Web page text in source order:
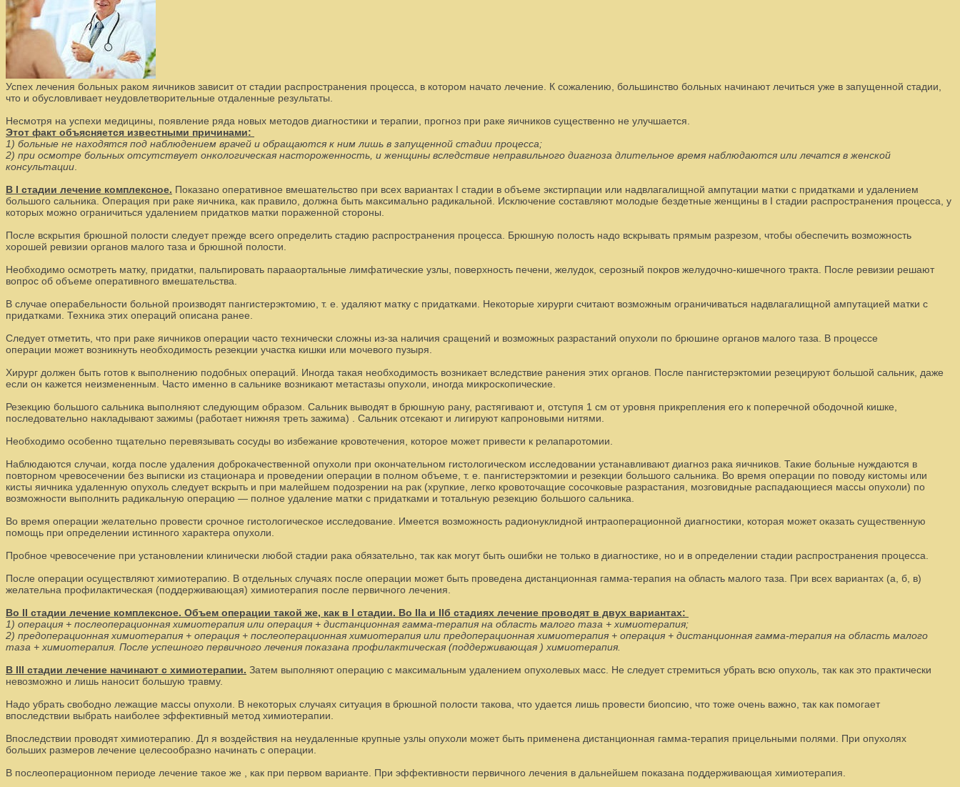
Успех лечения больных раком яичников зависит от стадии распространения процесса, в котором начато лечение. К сожалению, большинство больных начинают лечиться уже в запущенной стадии,
что и обусловливает неудовлетворительные отдаленные результаты.
Несмотря на успехи медицины, появление ряда новых методов диагностики и терапии, прогноз при раке яичников существенно не улучшается.
Этот факт объясняется известными причинами:
1) больные не находятся под наблюдением врачей и обращаются к ним лишь в запущенной стадии процесса;
2) при осмотре больных отсутствует онкологическая настороженность, и женщины вследствие неправильного диагноза длительное время наблюдаются или лечатся в женской
консультации.
В I стадии лечение комплексное. Показано оперативное вмешательство при всех вариантах I стадии в объеме экстирпации или надвлагалищной ампутации матки с придатками и удалением
большого сальника. Операция при раке яичника, как правило, должна быть максимально радикальной. Исключение составляют молодые бездетные женщины в I стадии распространения процесса, у
которых можно ограничиться удалением придатков матки пораженной стороны.
После вскрытия брюшной полости следует прежде всего определить стадию распространения процесса. Брюшную полость надо вскрывать прямым разрезом, чтобы обеспечить возможность
хорошей ревизии органов малого таза и брюшной полости.
Необходимо осмотреть матку, придатки, пальпировать парааортальные лимфатические узлы, поверхность печени, желудок, серозный покров желудочно-кишечного тракта. После ревизии решают
вопрос об объеме оперативного вмешательства.
В случае операбельности больной производят пангистерэктомию, т. е. удаляют матку с придатками. Некоторые хирурги считают возможным ограничиваться надвлагалищной ампутацией матки с
придатками. Техника этих операций описана ранее.
Следует отметить, что при раке яичников операции часто технически сложны из-за наличия сращений и возможных разрастаний опухоли по брюшине органов малого таза. В процессе
операции может возникнуть необходимость резекции участка кишки или мочевого пузыря.
Хирург должен быть готов к выполнению подобных операций. Иногда такая необходимость возникает вследствие ранения этих органов. После пангистерэктомии резецируют большой сальник, даже
если он кажется неизмененным. Часто именно в сальнике возникают метастазы опухоли, иногда микроскопические.
Резекцию большого сальника выполняют следующим образом. Сальник выводят в брюшную рану, растягивают и, отступя 1 см от уровня прикрепления его к поперечной ободочной кишке,
последовательно накладывают зажимы (работает нижняя треть зажима) . Сальник отсекают и лигируют капроновыми нитями.
Необходимо особенно тщательно перевязывать сосуды во избежание кровотечения, которое может привести к релапаротомии.
Наблюдаются случаи, когда после удаления доброкачественной опухоли при окончательном гистологическом исследовании устанавливают диагноз рака яичников. Такие больные нуждаются в
повторном чревосечении без выписки из стационара и проведении операции в полном объеме, т. е. пангистерэктомии и резекции большого сальника. Во время операции по поводу кистомы или
кисты яичника удаленную опухоль следует вскрыть и при малейшем подозрении на рак (хрупкие, легко кровоточащие сосочковые разрастания, мозговидные распадающиеся массы опухоли) по
возможности выполнить радикальную операцию — полное удаление матки с придатками и тотальную резекцию большого сальника.
Во время операции желательно провести срочное гистологическое исследование. Имеется возможность радионуклидной интраоперационной диагностики, которая может оказать существенную
помощь при определении истинного характера опухоли.
Пробное чревосечение при установлении клинически любой стадии рака обязательно, так как могут быть ошибки не только в диагностике, но и в определении стадии распространения процесса.
После операции осуществляют химиотерапию. В отдельных случаях после операции может быть проведена дистанционная гамма-терапия на область малого таза. При всех вариантах (а, б, в)
желательна профилактическая (поддерживающая) химиотерапия после первичного лечения.
Во II стадии лечение комплексное. Объем операции такой же, как в I стадии. Во IIа и IIб стадиях лечение проводят в двух вариантах:
1) операция + послеоперационная химиотерапия или операция + дистанционная гамма-терапия на область малого таза + химиотерапия;
2) предоперационная химиотерапия + операция + послеоперационная химиотерапия или предоперационная химиотерапия + операция + дистанционная гамма-терапия на область малого
таза + химиотерапия. После успешного первичного лечения показана профилактическая (поддерживающая ) химиотерапия.
В III стадии лечение начинают с химиотерапии. Затем выполняют операцию с максимальным удалением опухолевых масс. Не следует стремиться убрать всю опухоль, так как это практически
невозможно и лишь наносит большую травму.
Надо убрать свободно лежащие массы опухоли. В некоторых случаях ситуация в брюшной полости такова, что удается лишь провести биопсию, что тоже очень важно, так как помогает
впоследствии выбрать наиболее эффективный метод химиотерапии.
Впоследствии проводят химиотерапию. Дл я воздействия на неудаленные крупные узлы опухоли может быть применена дистанционная гамма-терапия прицельными полями. При опухолях
больших размеров лечение целесообразно начинать с операции.
В послеоперационном периоде лечение такое же , как при первом варианте. При эффективности первичного лечения в дальнейшем показана поддерживающая химиотерапия.